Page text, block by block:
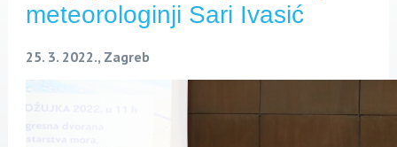
meteorologinji Sari Ivasić
25. 3. 2022., Zagreb